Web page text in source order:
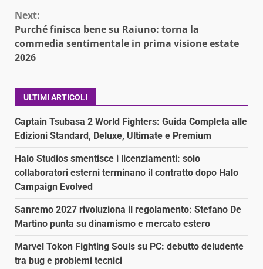
Next:
Purché finisca bene su Raiuno: torna la
commedia sentimentale in prima visione estate
2026
ULTIMI ARTICOLI
Captain Tsubasa 2 World Fighters: Guida Completa alle
Edizioni Standard, Deluxe, Ultimate e Premium
Halo Studios smentisce i licenziamenti: solo
collaboratori esterni terminano il contratto dopo Halo
Campaign Evolved
Sanremo 2027 rivoluziona il regolamento: Stefano De
Martino punta su dinamismo e mercato estero
Marvel Tokon Fighting Souls su PC: debutto deludente
tra bug e problemi tecnici